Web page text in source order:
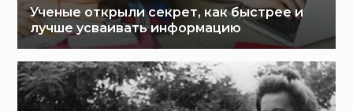
Ученые открыли секрет, как быстрее и
лучше усваивать информацию